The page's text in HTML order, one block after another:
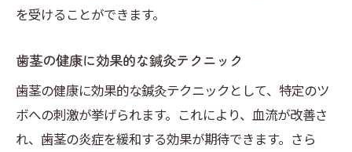
を受けることができます。
歯茎の健康に効果的な鍼灸テクニック
歯茎の健康に効果的な鍼灸テクニックとして、特定のツ
ボへの刺激が挙げられます。これにより、血流が改善さ
れ、歯茎の炎症を緩和する効果が期待できます。さら